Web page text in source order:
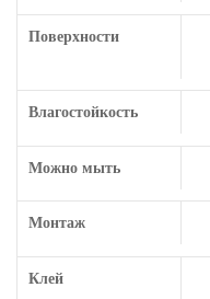
Поверхности
Влагостойкость
Можно мыть
Монтаж
Клей